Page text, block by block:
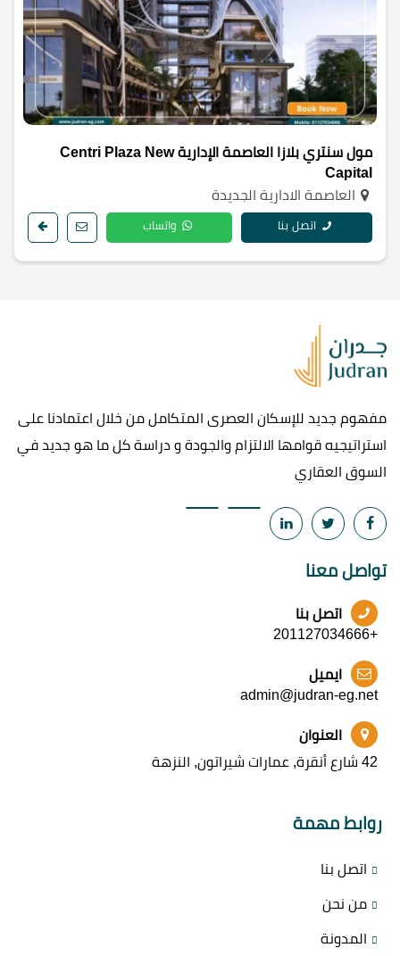
مول سنتري بلازا العاصمة الإدارية Centri Plaza New
Capital
العاصمة الادارية الجديدة
اتصل بنا واتساب
مفهوم جديد للإسكان العصرى المتكامل من خلال اعتمادنا على
استراتيجيه قوامها الالتزام والجودة و دراسة كل ما هو جديد في
السوق العقاري
تواصل معنا
اتصل بنا
+201127034666
ايميل
admin@judran-eg.net
العنوان
42 شارع أنقرة, عمارات شيراتون, النزهة
روابط مهمة
اتصل بنا
من نحن
المدونة